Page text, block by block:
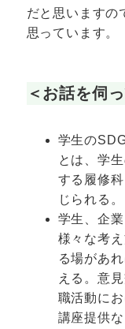
だと思いますの
思っています。
＜お話を伺
学生の
とは、学
する履修
じられる。
学生、企
様々な考
る場があ
える。意
職活動に
講座提供な